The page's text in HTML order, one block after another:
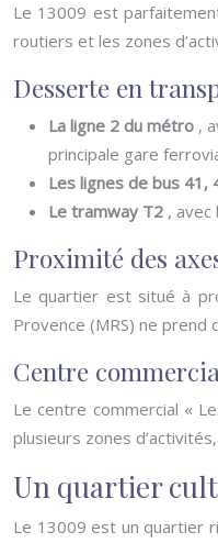
Le 13009 est
routiers et les zones
Desserte en
La ligne 2 du métro ,
principale gare
Les lignes de bus 41,
Le tramway T2 ,
Proximité des
Le quartier est situé à
Provence (MRS) ne prend
Centre
Le centre commercial «
plusieurs zones
Un quartier
Le 13009 est un quartier